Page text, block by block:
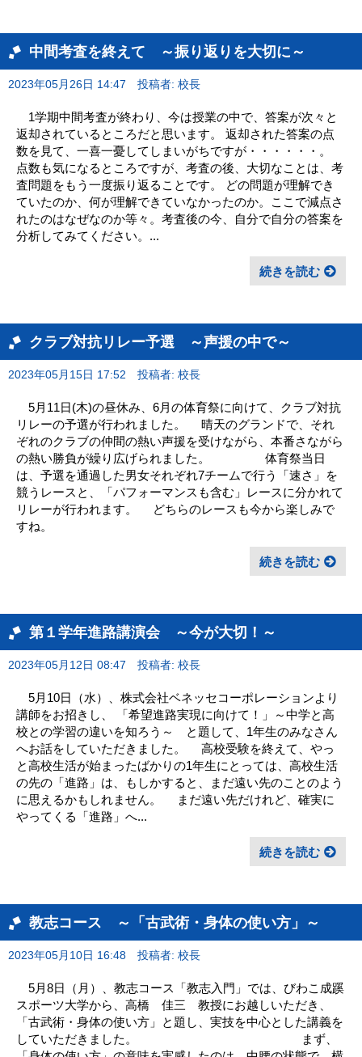
中間考査を終えて ～振り返りを大切に～
2023年05月26日 14:47 投稿者: 校長
1学期中間考査が終わり、今は授業の中で、答案が次々と
返却されているところだと思います。 返却された答案の点
数を見て、一喜一憂してしまいがちですが・・・・・・。
点数も気になるところですが、考査の後、大切なことは、考
査問題をもう一度振り返ることです。 どの問題が理解でき
ていたのか、何が理解できていなかったのか。ここで減点さ
れたのはなぜなのか等々。考査後の今、自分で自分の答案を
分析してみてください。...
続きを読む
クラブ対抗リレー予選 ～声援の中で～
2023年05月15日 17:52 投稿者: 校長
5月11日(木)の昼休み、6月の体育祭に向けて、クラブ対抗
リレーの予選が行われました。 晴天のグランドで、それ
ぞれのクラブの仲間の熱い声援を受けながら、本番さながら
の熱い勝負が繰り広げられました。 体育祭当日
は、予選を通過した男女それぞれ7チームで行う「速さ」を
競うレースと、「パフォーマンスも含む」レースに分かれて
リレーが行われます。 どちらのレースも今から楽しみで
すね。
続きを読む
第１学年進路講演会 ～今が大切！～
2023年05月12日 08:47 投稿者: 校長
5月10日（水）、株式会社ベネッセコーポレーションより
講師をお招きし、 「希望進路実現に向けて！」～中学と高
校との学習の違いを知ろう～ と題して、1年生のみなさん
へお話をしていただきました。 高校受験を終えて、やっ
と高校生活が始まったばかりの1年生にとっては、高校生活
の先の「進路」は、もしかすると、まだ遠い先のことのよう
に思えるかもしれません。 まだ遠い先だけれど、確実に
やってくる「進路」へ...
続きを読む
教志コース ～「古武術・身体の使い方」～
2023年05月10日 16:48 投稿者: 校長
5月8日（月）、教志コース「教志入門」では、びわこ成蹊
スポーツ大学から、高橋 佳三 教授にお越しいただき、
「古武術・身体の使い方」と題し、実技を中心とした講義を
していただきました。 まず、